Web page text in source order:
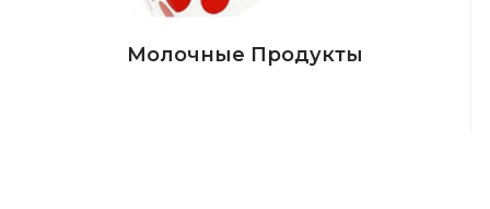
Молочные Продукты